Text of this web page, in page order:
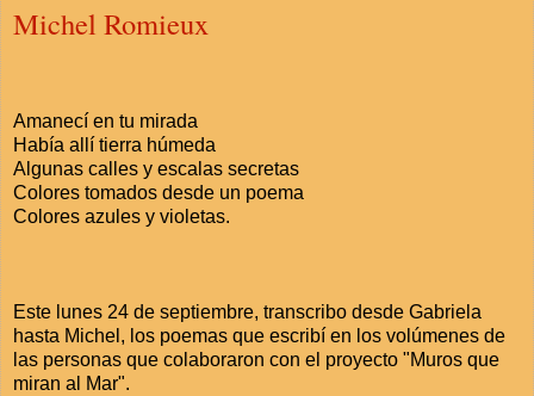
Michel Romieux
Amanecí en tu mirada
Había allí tierra húmeda
Algunas calles y escalas secretas
Colores tomados desde un poema
Colores azules y violetas.
Este lunes 24 de septiembre, transcribo desde Gabriela
hasta Michel, los poemas que escribí en los volúmenes de
las personas que colaboraron con el proyecto "Muros que
miran al Mar".